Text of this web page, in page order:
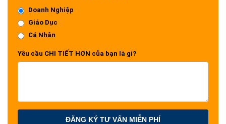
Doanh Nghiệp
Giáo Dục
Cá Nhân
Yêu cầu CHI TIẾT HƠN của bạn là gì?
ĐĂNG KÝ TƯ VẤN MIỄN PHÍ